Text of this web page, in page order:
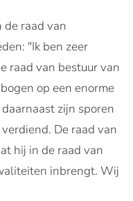
de raad van
"Ik ben zeer
raad van bestuur van
op een enorme
zijn sporen
De raad van
hij in de raad van
inbrengt. Wij